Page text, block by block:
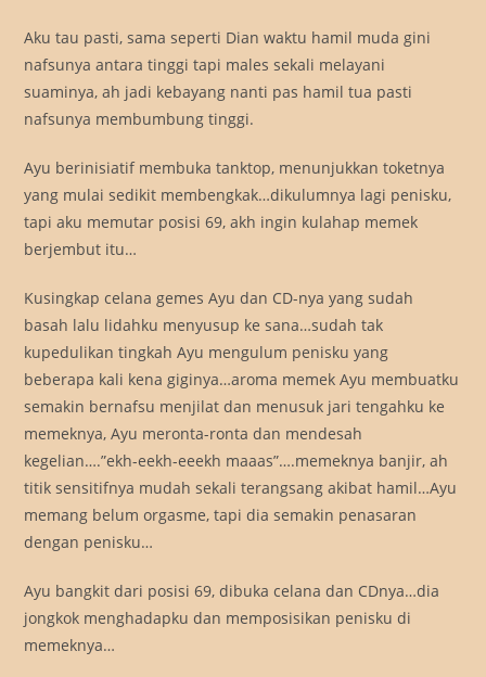
Aku tau pasti, sama seperti Dian waktu hamil muda gini
nafsunya antara tinggi tapi males sekali melayani
suaminya, ah jadi kebayang nanti pas hamil tua pasti
nafsunya membumbung tinggi.
Ayu berinisiatif membuka tanktop, menunjukkan toketnya
yang mulai sedikit membengkak…dikulumnya lagi penisku,
tapi aku memutar posisi 69, akh ingin kulahap memek
berjembut itu…
Kusingkap celana gemes Ayu dan CD-nya yang sudah
basah lalu lidahku menyusup ke sana…sudah tak
kupedulikan tingkah Ayu mengulum penisku yang
beberapa kali kena giginya…aroma memek Ayu membuatku
semakin bernafsu menjilat dan menusuk jari tengahku ke
memeknya, Ayu meronta-ronta dan mendesah
kegelian….”ekh-eekh-eeekh maaas”….memeknya banjir, ah
titik sensitifnya mudah sekali terangsang akibat hamil…Ayu
memang belum orgasme, tapi dia semakin penasaran
dengan penisku…
Ayu bangkit dari posisi 69, dibuka celana dan CDnya…dia
jongkok menghadapku dan memposisikan penisku di
memeknya…